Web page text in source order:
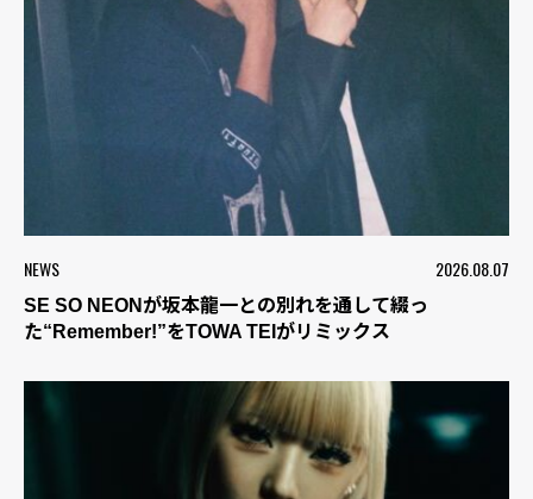
NEWS 2026.08.07
SE SO NEONが坂本龍一との別れを通して綴っ
た“Remember!”をTOWA TEIがリミックス